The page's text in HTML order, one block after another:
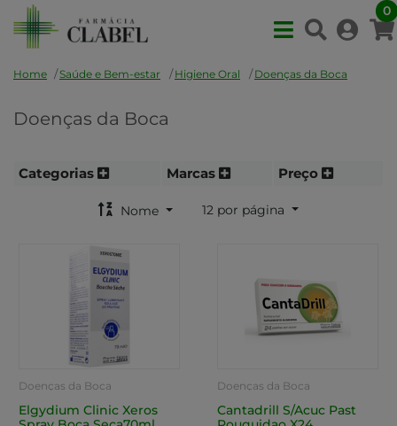
0
Home Saúde e Bem-estar Higiene Oral Doenças da Boca
Doenças da Boca
Categorias Marcas Preço
Nome 12 por página
Doenças da Boca
Elgydium Clinic Xeros
Doenças da Boca
Cantadrill S/Acuc Past